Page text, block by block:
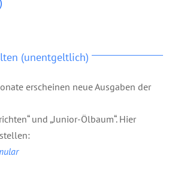
(unentgeltlich)
erscheinen neue Ausgaben der
und „Junior-Ölbaum“. Hier